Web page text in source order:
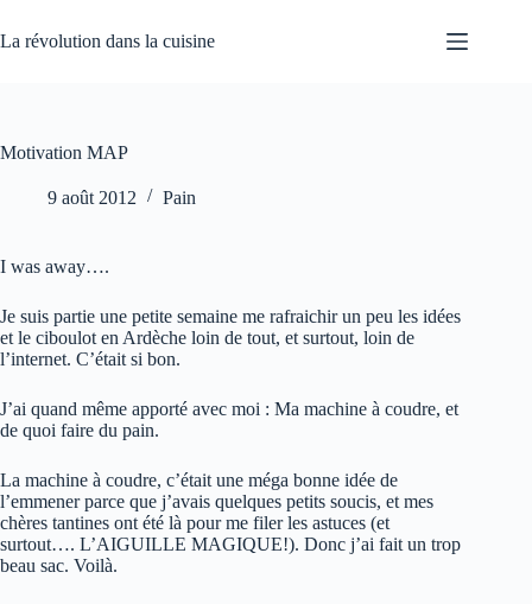
au
contenu
La révolution dans la cuisine
Motivation MAP
9 août 2012 Pain
I was away….
Je suis partie une petite semaine me rafraichir un peu les idées
et le ciboulot en Ardèche loin de tout, et surtout, loin de
l’internet. C’était si bon.
J’ai quand même apporté avec moi : Ma machine à coudre, et
de quoi faire du pain.
La machine à coudre, c’était une méga bonne idée de
l’emmener parce que j’avais quelques petits soucis, et mes
chères tantines ont été là pour me filer les astuces (et
surtout…. L’AIGUILLE MAGIQUE!). Donc j’ai fait un trop
beau sac. Voilà.